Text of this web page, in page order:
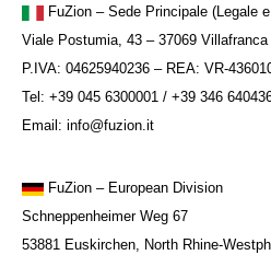
FuZion – Sede Principale (Legale
Viale Postumia, 43 – 37069
P.IVA: 04625940236 – REA: VR-
Tel: +39 045 6300001 / +39 346
Email: info@fuzion.it
FuZion – European Division
Schneppenheimer Weg 67
53881 Euskirchen, North Rhine-